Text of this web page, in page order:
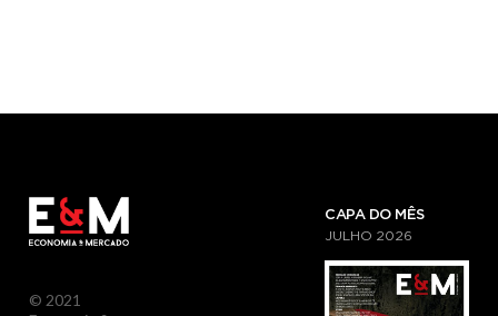
© 2021
CAPA DO MÊS
JULHO 2026